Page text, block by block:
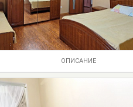
ОПИСАНИЕ